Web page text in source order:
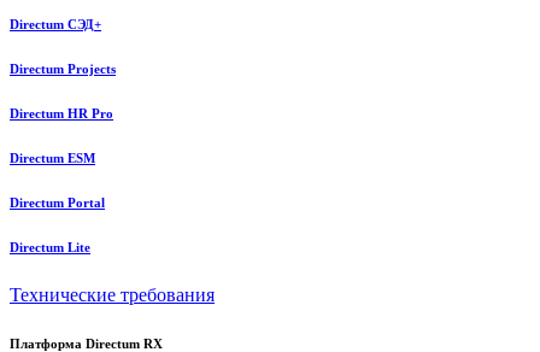
Directum СЭД+
Directum Projects
Directum HR Pro
Directum ESM
Directum Portal
Directum Lite
Технические требования
Платформа Directum RX